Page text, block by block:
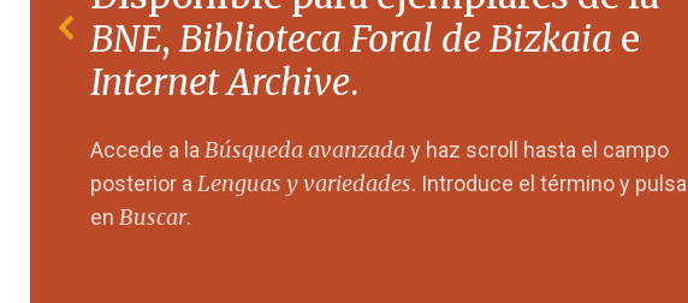
BNE, Biblioteca Foral de Bizkaia e
Internet Archive.
Accede a laBúsqueda avanzaday haz scroll hasta el campo
posterior aLenguas y variedades. Introduce el término y pulsa
en Buscar.